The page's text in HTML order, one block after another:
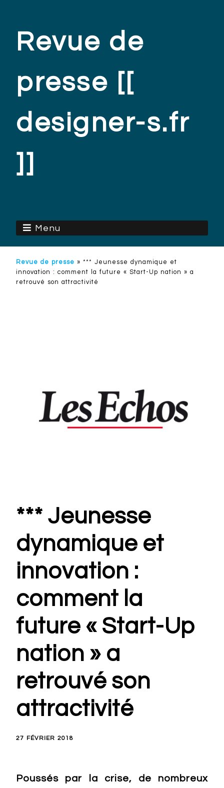
Revue de
presse [[
designer-s.fr
]]
Menu
Revue de presse » *** Jeunesse dynamique et
innovation : comment la future « Start-Up nation » a
retrouvé son attractivité
*** Jeunesse
dynamique et
innovation :
comment la
future « Start-Up
nation » a
retrouvé son
attractivité
27 FÉVRIER 2018
Poussés par la crise, de nombreux